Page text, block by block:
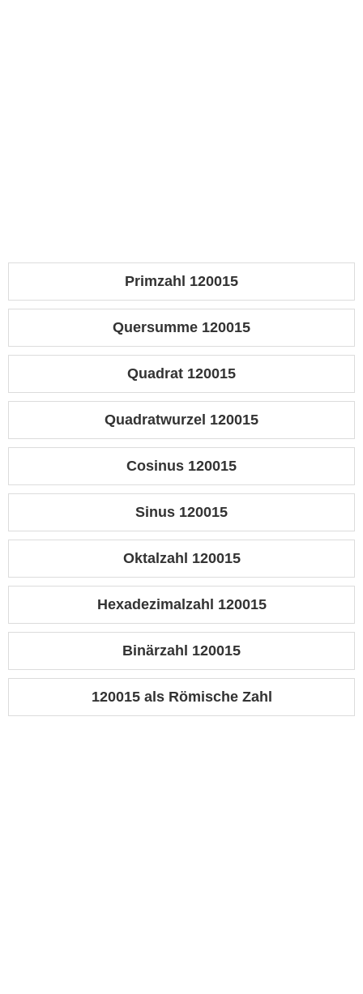
Primzahl 120015
Quersumme 120015
Quadrat 120015
Quadratwurzel 120015
Cosinus 120015
Sinus 120015
Oktalzahl 120015
Hexadezimalzahl 120015
Binärzahl 120015
120015 als Römische Zahl